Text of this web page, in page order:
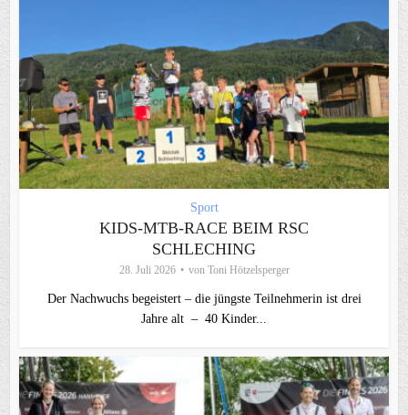
Sport
KIDS-MTB-RACE BEIM RSC
SCHLECHING
28. Juli 2026 von Toni Hötzelsperger
Der Nachwuchs begeistert – die jüngste Teilnehmerin ist drei
Jahre alt – 40 Kinder...